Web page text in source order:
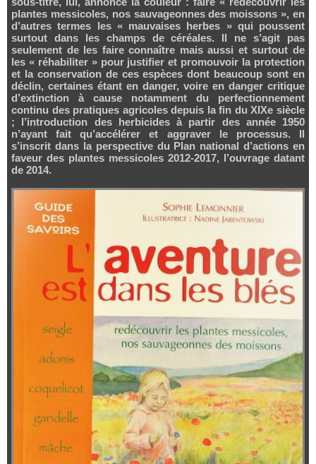
plantes messicoles, nos sauvageonnes des moissons », en
d’autres termes les « mauvaises herbes » qui poussent
surtout dans les champs de céréales. Il ne s’agit pas
seulement de les faire connaître mais aussi et surtout de
les « réhabiliter » pour justifier et promouvoir la protection
et la conservation de ces espèces dont beaucoup sont en
déclin, certaines étant en danger, voire en danger critique
d’extinction à cause notamment du perfectionnement
continu des pratiques agricoles depuis la fin du XIXe siècle
; l’introduction des herbicides à partir des année 1950
n’ayant fait qu’accélérer et aggraver le processus. Il
s’inscrit dans la perspective du Plan national d’actions en
faveur des plantes messicoles 2012-2017, l’ouvrage datant
de 2014.